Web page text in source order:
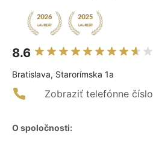
8.6
Bratislava, Starorímska 1a
Zobraziť telefónne číslo
O spoločnosti: